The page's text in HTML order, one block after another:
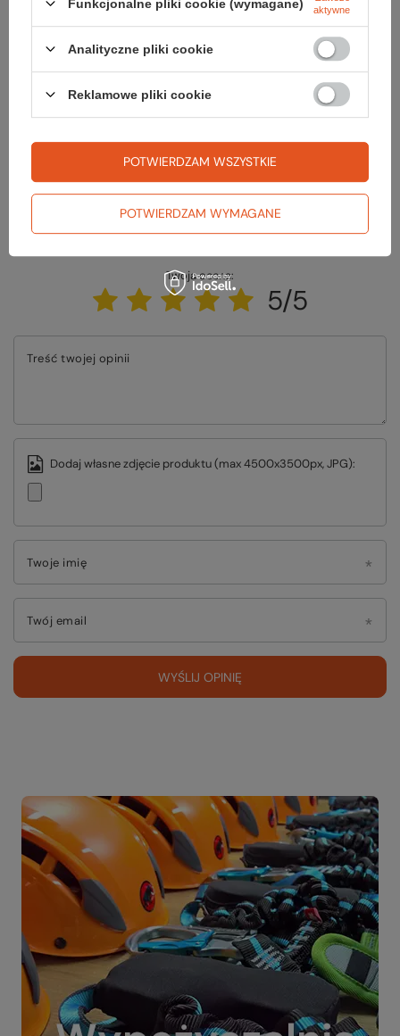
Potrzebujesz pomocy? Masz pytania?
Zadaj pytanie a my odpowiemy niezwłocznie, najciekawsze pytania i
odpowiedzi publikując dla innych.
ZADAJ PYTANIE
Napisz swoją opinię
Twoja ocena:
5/5
Treść twojej opinii
Dodaj własne zdjęcie produktu (max 4500x3500px, JPG):
Twoje imię
Twój email
WYŚLIJ OPINIĘ
Funkcjonalne pliki cookie (wymagane)
aktywne
Analityczne pliki cookie
Reklamowe pliki cookie
POTWIERDZAM WYMAGANE
POTWIERDZAM WSZYSTKIE